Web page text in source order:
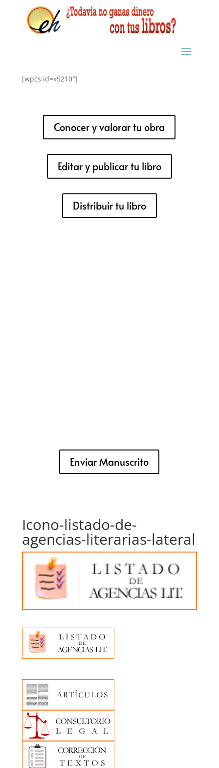
[wpcs id=»5210″]
Conocer y valorar tu obra
Editar y publicar tu libro
Distribuir tu libro
Enviar Manuscrito
Icono-listado-de-
agencias-literarias-lateral